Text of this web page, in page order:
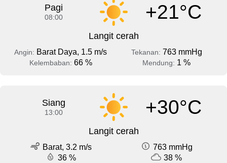
Pagi
08:00 +21°C
Langit cerah
Angin: Barat Daya, 1.5 m/s Tekanan: 763 mmHg
Kelembaban: 66 % Mendung: 1 %
Siang
13:00 +30°C
Langit cerah
Barat, 3.2 m/s
763 mmHg
36 %
38 %